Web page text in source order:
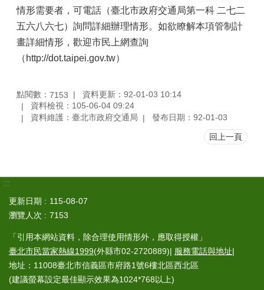
情形需要者，可電話（臺北市政府交通局第一科 二七二
五六八六七）詢問詳細辦理情形。如欲瞭解本項管制計
畫詳細情形，歡迎市民上網查詢
（http://dot.taipei.gov.tw）
點閱數： 7153
資料更新：92-01-03 10:14
資料檢視：105-06-04 09:24
資料維護：臺北市政府交通局
發布日期：92-01-03
回上一頁
:::
更新日期
115-08-07
瀏覽人次
7153
「引用本網站資料，除合理使用情形外，應取得授權」
臺北市民當家熱線1999(外縣市02-2720889)| 服務電話與地址|
地址：11008臺北市信義區市府路1號6樓北區西北區
(建議螢幕設定最佳顯示效果為1024*768以上)